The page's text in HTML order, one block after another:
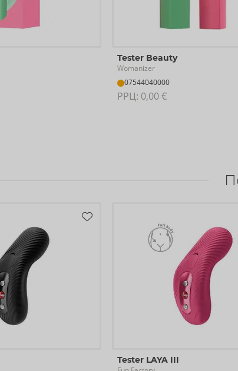
Tester Beauty
Womanizer
07544040000
РРЦ: 0,00 €
Tester LAYA III